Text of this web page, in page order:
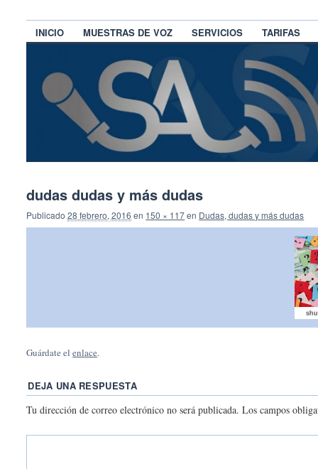
INICIO MUESTRAS DE VOZ SERVICIOS TARIFAS
dudas dudas y más dudas
Publicado28 febrero, 2016 en 150 × 117en Dudas, dudas y más dudas
Guárdate elenlace.
DEJA UNA RESPUESTA
Tu dirección de correo electrónico no será publicada. Los campos